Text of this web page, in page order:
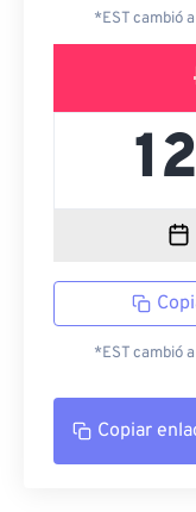
*EST cambió
*EST cambió
Copiar